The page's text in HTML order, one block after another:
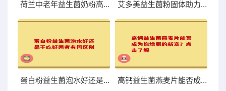
荷兰中老年益生菌奶粉高硒 助力中老年健康的优质选择 艾多美益生菌粉固体助力肠道健康提升的理想选择
蛋白粉益生菌泡水好还是干吃好两者有何区别 高钙益生菌燕麦片能否成为你增肥的新宠？点击了解